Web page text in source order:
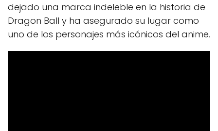
dejado una marca indeleble en la historia de
Dragon Ball y ha asegurado su lugar como
uno de los personajes más icónicos del anime.